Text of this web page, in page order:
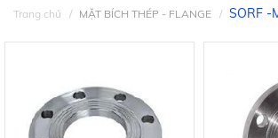
Trang chủ MẶT BÍCH THÉP - FLANGE SORF -